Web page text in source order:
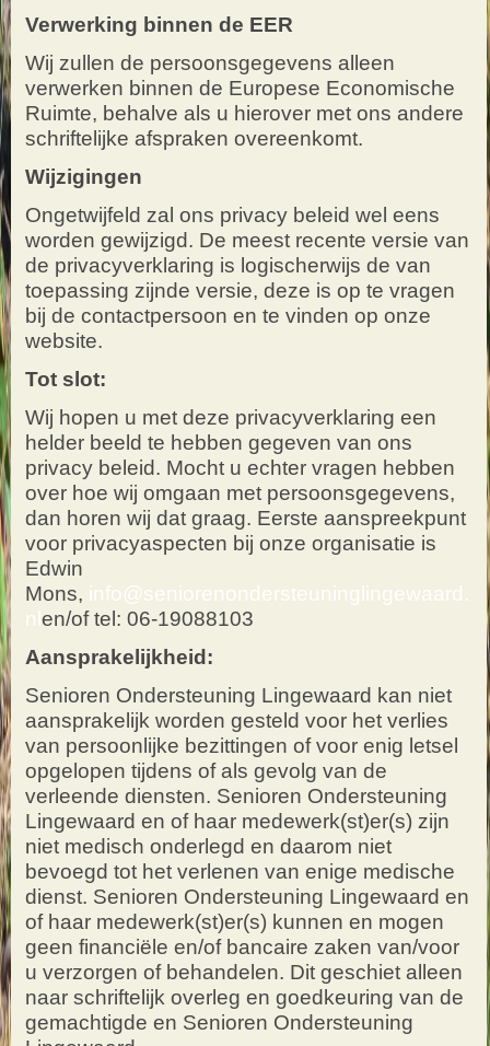
Verwerking binnen de EER
Wij zullen de persoonsgegevens alleen
verwerken binnen de Europese Economische
Ruimte, behalve als u hierover met ons andere
schriftelijke afspraken overeenkomt.
Wijzigingen
Ongetwijfeld zal ons privacy beleid wel eens
worden gewijzigd. De meest recente versie van
de privacyverklaring is logischerwijs de van
toepassing zijnde versie, deze is op te vragen
bij de contactpersoon en te vinden op onze
website.
Tot slot:
Wij hopen u met deze privacyverklaring een
helder beeld te hebben gegeven van ons
privacy beleid. Mocht u echter vragen hebben
over hoe wij omgaan met persoonsgegevens,
dan horen wij dat graag. Eerste aanspreekpunt
voor privacyaspecten bij onze organisatie is
Edwin
Mons, info@seniorenondersteuninglingewaard.
nlen/of tel: 06-19088103
Aansprakelijkheid:
Senioren Ondersteuning Lingewaard kan niet
aansprakelijk worden gesteld voor het verlies
van persoonlijke bezittingen of voor enig letsel
opgelopen tijdens of als gevolg van de
verleende diensten. Senioren Ondersteuning
Lingewaard en of haar medewerk(st)er(s) zijn
niet medisch onderlegd en daarom niet
bevoegd tot het verlenen van enige medische
dienst. Senioren Ondersteuning Lingewaard en
of haar medewerk(st)er(s) kunnen en mogen
geen financiële en/of bancaire zaken van/voor
u verzorgen of behandelen. Dit geschiet alleen
naar schriftelijk overleg en goedkeuring van de
gemachtigde en Senioren Ondersteuning